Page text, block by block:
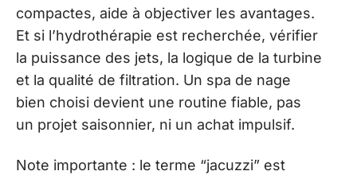
compactes, aide à objectiver les avantages.
Et si l’hydrothérapie est recherchée, vérifier
la puissance des jets, la logique de la turbine
et la qualité de filtration. Un spa de nage
bien choisi devient une routine fiable, pas
un projet saisonnier, ni un achat impulsif.
Note importante : le terme “jacuzzi” est